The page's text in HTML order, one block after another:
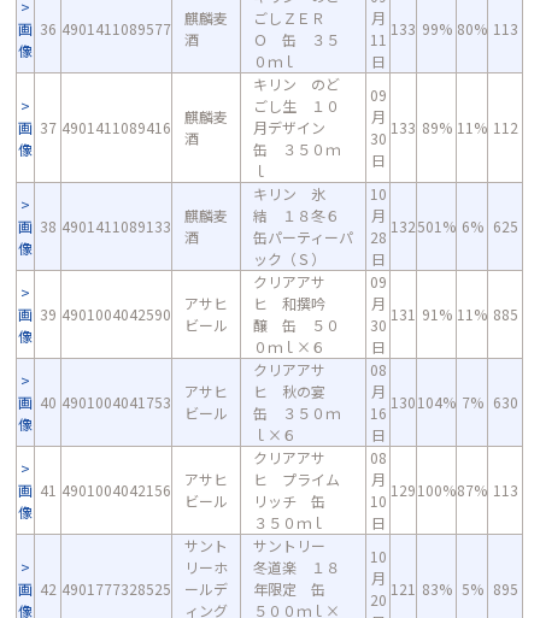
画
像
36 4901411089577
麒麟麦
酒
ごしＺＥＲ
Ｏ 缶 ３５
０ｍｌ
月
11
日
133 99% 80% 113
画
像
37 4901411089416
麒麟麦
酒
キリン のど
ごし生 １０
月デザイン
缶 ３５０ｍ
ｌ
09
月
30
日
133 89% 11% 112
画
像
38 4901411089133
麒麟麦
酒
キリン 氷
結 １８冬６
缶パーティーパ
ック（Ｓ）
10
月
28
日
132501% 6% 625
画
像
39 4901004042590
アサヒ
ビール
クリアアサ
ヒ 和撰吟
醸 缶 ５０
０ｍｌ×６
09
月
30
日
131 91% 11% 885
画
像
40 4901004041753
アサヒ
ビール
クリアアサ
ヒ 秋の宴
缶 ３５０ｍ
ｌ×６
08
月
16
日
130104% 7% 630
画
像
41 4901004042156
アサヒ
ビール
クリアアサ
ヒ プライム
リッチ 缶
３５０ｍｌ
08
月
10
日
129100%87% 113
画
像
42 4901777328525
サント
リーホ
ールデ
ィング
サントリー
冬道楽 １８
年限定 缶
５００ｍｌ×
10
月
20
121 83% 5% 895